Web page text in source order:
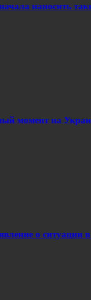
наносить
момент на
о ситуации